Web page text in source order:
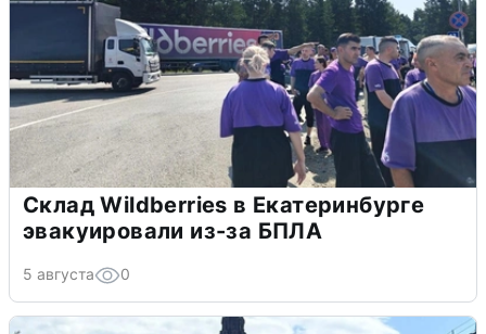
Склад Wildberries в Екатеринбурге
эвакуировали из-за БПЛА
5 августа 0